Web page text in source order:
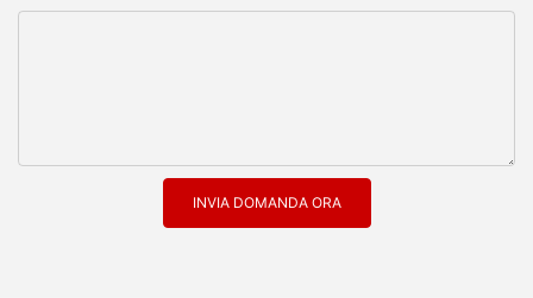
INVIA DOMANDA ORA